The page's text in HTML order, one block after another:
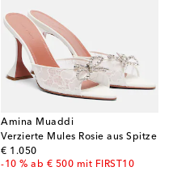
Amina Muaddi
Verzierte Mules Rosie aus Spitze
€ 1.050
original price
-10 % ab € 500 mit FIRST10